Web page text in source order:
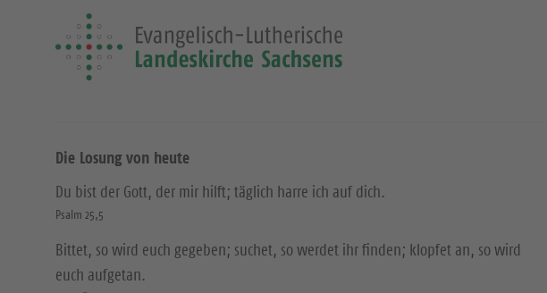
Die Losung von heute
Du bist der Gott, der mir hilft; täglich harre ich auf dich.
Psalm 25,5
Bittet, so wird euch gegeben; suchet, so werdet ihr finden; klopfet an, so wird
euch aufgetan.